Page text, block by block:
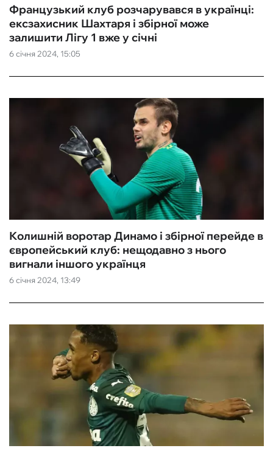
6 січня 2024, 15:05
Французький клуб розчарувався в українці:
ексзахисник Шахтаря і збірної може
залишити Лігу 1 вже у січні
6 січня 2024, 13:49
Колишній воротар Динамо і збірної перейде в
європейський клуб: нещодавно з нього
вигнали іншого українця